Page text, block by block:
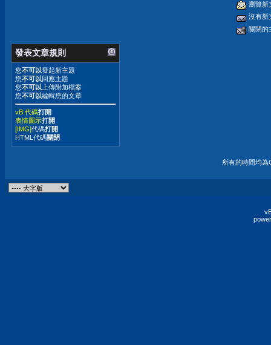
瀏覽新
沒有新
關閉的
發表文章規則
您不可以發起新主題
您不可以回應主題
您不可以 上傳附加檔案
您不可以編輯您的文章
vB 代碼打開
表情圖示打開
[IMG]代碼打開
HTML代碼關閉
所有的時間均為